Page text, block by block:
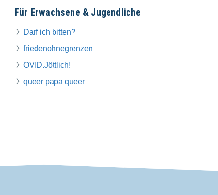
Für Erwachsene & Jugendliche
Darf ich bitten?
friedenohnegrenzen
OVID.Jöttlich!
queer papa queer